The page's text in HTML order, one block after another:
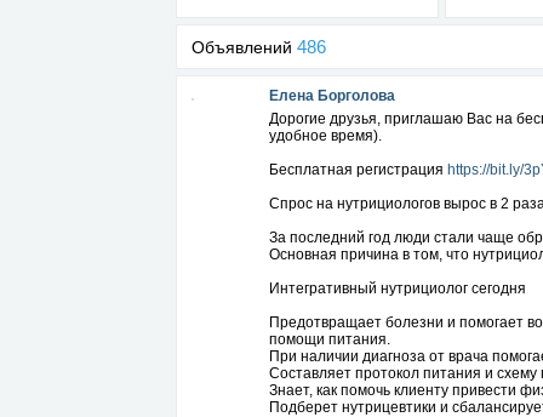
Объявлений 486
Елена Борголова
Дорогие друзья, приглашаю Вас на
удобное время).
Бесплатная регистрация https://bit.ly/
Спрос на нутрициологов вырос в 2
За последний год люди стали чаще
Основная причина в том, что
Интегративный нутрициолог сегодня
Предотвращает болезни и помогает
помощи питания.
При наличии диагноза от врача
Составляет протокол питания и
Знает, как помочь клиенту привести
Подберет нутрицевтики и